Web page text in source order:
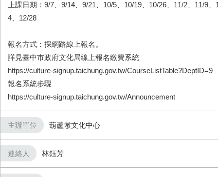
上課日期：9/7、9/14、9/21、10/5、10/19、10/26、11/2、11/9
4、12/28
報名方式：採網路線上報名。
詳見臺中市政府文化局線上報名繳費系統
https://culture-signup.taichung.gov.tw/CourseListTable?DeptID=9
報名系統步驟
https://culture-signup.taichung.gov.tw/Announcement
主辦單位 葫蘆墩文化中心
連絡人 林鈺芳